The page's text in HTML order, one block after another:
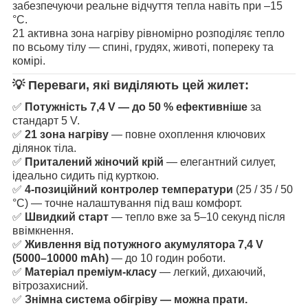
забезпечуючи реальне відчуття тепла навіть при –15
°C.
21 активна зона нагріву рівномірно розподіляє тепло
по всьому тілу — спині, грудях, животі, попереку та
комірі.
💡 Переваги, які виділяють цей жилет:
✅ Потужність 7,4 V — до 50 % ефективніше за
стандарт 5 V.
✅ 21 зона нагріву — повне охоплення ключових
ділянок тіла.
✅ Приталений жіночий крій — елегантний силует,
ідеально сидить під курткою.
✅ 4-позиційний контролер температури (25 / 35 / 50
°C) — точне налаштування під ваш комфорт.
✅ Швидкий старт — тепло вже за 5–10 секунд після
ввімкнення.
✅ Живлення від потужного акумулятора 7,4 V
(5000–10000 mAh) — до 10 годин роботи.
✅ Матеріал преміум-класу — легкий, дихаючий,
вітрозахисний.
✅ Знімна система обігріву — можна прати.